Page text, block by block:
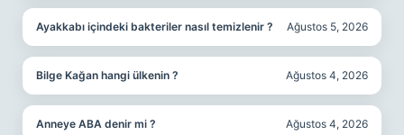
Ayakkabı içindeki bakteriler nasıl temizlenir ? Ağustos 5, 2026
Bilge Kağan hangi ülkenin ? Ağustos 4, 2026
Anneye ABA denir mi ? Ağustos 4, 2026